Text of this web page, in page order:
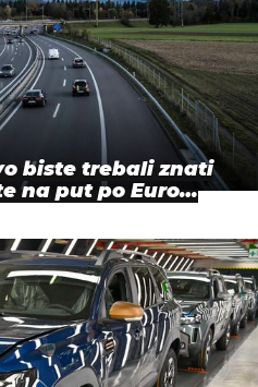
biste trebali znati
na put po Euro…